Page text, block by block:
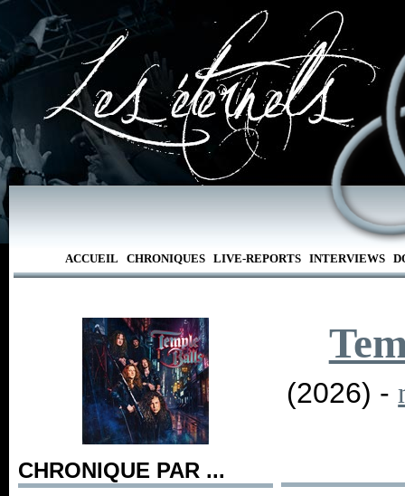
ACCUEIL CHRONIQUES LIVE-REPORTS INTERVIEWS
CHRONIQUE PAR ...
(2026) -